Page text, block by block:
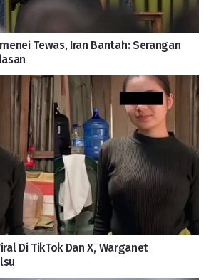
Tewas, Iran Bantah: Serangan
Di TikTok Dan X, Warganet